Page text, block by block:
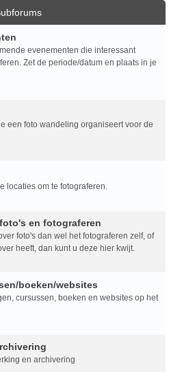
evenementen die interessant
Zet de periode/datum en plaats in je
een foto wandeling organiseert voor de
locaties om te fotograferen.
en fotograferen
foto's dan wel het fotograferen zelf, of
heeft, dan kunt u deze hier kwijt.
boeken/websites
cursussen, boeken en websites op het
en archivering